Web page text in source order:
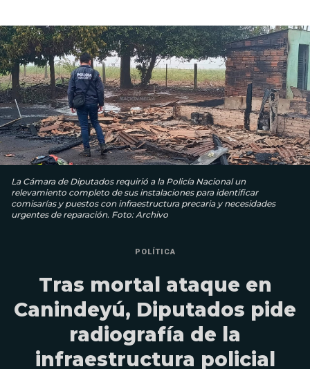
La Cámara de Diputados requirió a la Policía Nacional un
relevamiento completo de sus instalaciones para identificar
comisarías y puestos con infraestructura precaria y necesidades
urgentes de reparación. Foto: Archivo
POLÍTICA
Tras mortal ataque en
Canindeyú, Diputados pide
radiografía de la
infraestructura policial